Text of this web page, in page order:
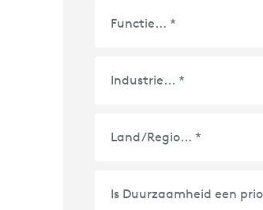
Land/Regio *